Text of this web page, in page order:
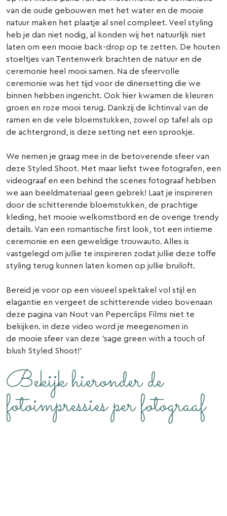
van de oude gebouwen met het water en de mooie
natuur maken het plaatje al snel compleet. Veel styling
heb je dan niet nodig, al konden wij het natuurlijk niet
laten om een mooie back-drop op te zetten. De houten
stoeltjes van Tentenwerk brachten de natuur en de
ceremonie heel mooi samen. Na de sfeervolle
ceremonie was het tijd voor de dinersetting die we
binnen hebben ingericht. Ook hier kwamen de kleuren
groen en roze mooi terug. Dankzij de lichtinval van de
ramen en de vele bloemstukken, zowel op tafel als op
de achtergrond, is deze setting net een sprookje.
We nemen je graag mee in de betoverende sfeer van
deze Styled Shoot. Met maar liefst twee fotografen, een
videograaf en een behind the scenes fotograaf hebben
we aan beeldmateriaal geen gebrek! Laat je inspireren
door de schitterende bloemstukken, de prachtige
kleding, het mooie welkomstbord en de overige trendy
details. Van een romantische first look, tot een intieme
ceremonie en een geweldige trouwauto. Alles is
vastgelegd om jullie te inspireren zodat jullie deze toffe
styling terug kunnen laten komen op jullie bruiloft.
Bereid je voor op een visueel spektakel vol stijl en
elagantie en vergeet de schitterende video bovenaan
deze pagina van Nout van Peperclips Films niet te
bekijken. in deze video word je meegenomen in
de mooie sfeer van deze 'sage green with a touch of
blush Styled Shoot!'
Bekijk hieronder de
fotoimpressies per fotograaf